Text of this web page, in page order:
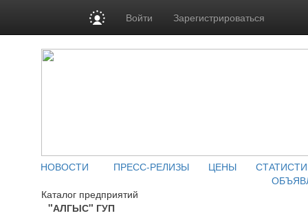
Войти Зарегистрироваться
НОВОСТИ ПРЕСС-РЕЛИЗЫ ЦЕНЫ
Каталог предприятий
"АЛГЫС" ГУП